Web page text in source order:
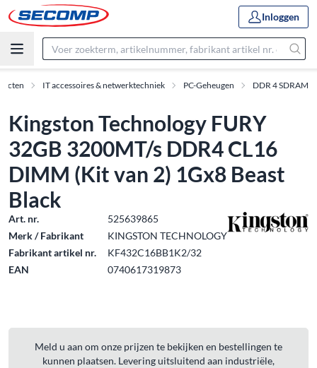
Inloggen
IT accessoires & netwerktechniek PC-Geheugen DDR 4 SDRAM
Kingston Technology FURY
32GB 3200MT/s DDR4 CL16
DIMM (Kit van 2) 1Gx8 Beast
Black
Art. nr.
525639865
Merk / Fabrikant
KINGSTON TECHNOLOGY
Fabrikant artikel nr.
KF432C16BB1K2/32
EAN
0740617319873
Meld u aan om onze prijzen te bekijken en bestellingen te
kunnen plaatsen. Levering uitsluitend aan industriële,